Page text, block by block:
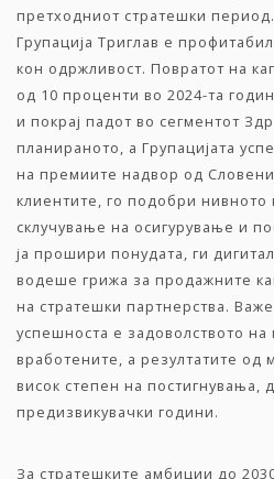
претходниот стратешки
Групација Триглав е
кон одржливост. Повратот на
од 10 проценти во 2024-та
и покрај падот во сегментот
планираното, а Групацијата
на премиите надвор од
клиентите, го подобри нивното
склучување на осигурување и
ја прошири понудата, ги
водеше грижа за продажните
на стратешки партнерства.
успешноста е задоволството на
вработените, а резултатите од
висок степен на постигнувања,
предизвикувачки години.
За стратешките амбиции до